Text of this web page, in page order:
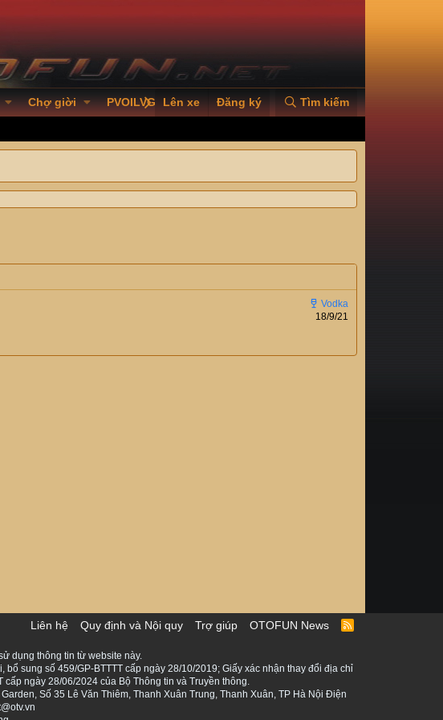
Chợ giời PVOILVGC2026
Lên xe Đăng ký Tìm kiếm
18/9/21
Liên hệ Quy định và Nội quy Trợ giúp OTOFUN News
R
dụng thông tin từ website này.
sung số 459/GP-BTTTT cấp ngày 28/10/2019; Giấy xác nhận thay đổi địa chỉ
ngày 28/06/2024 của Bộ Thông tin và Truyền thông.
Số 35 Lê Văn Thiêm, Thanh Xuân Trung, Thanh Xuân, TP Hà Nội Điện